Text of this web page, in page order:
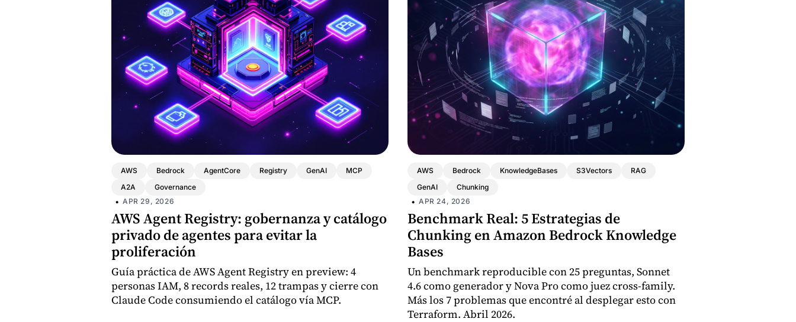
AWS Bedrock AgentCore Registry GenAI
MCP
A2A
Governance
• APR 29, 2026
AWS Agent Registry: gobernanza y catálogo
privado de agentes para evitar la
proliferación
Guía práctica de AWS Agent Registry en preview: 4
personas IAM, 8 records reales, 12 trampas y cierre con
Claude Code consumiendo el catálogo vía MCP.
AWS Bedrock KnowledgeBases S3Vectors
RAG
GenAI
Chunking
• APR 24, 2026
Benchmark Real: 5 Estrategias de
Chunking en Amazon Bedrock Knowledge
Bases
Un benchmark reproducible con 25 preguntas, Sonnet
4.6 como generador y Nova Pro como juez cross-family.
Más los 7 problemas que encontré al desplegar esto con
Terraform. Abril 2026.